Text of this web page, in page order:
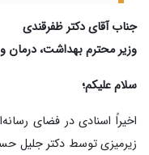
جناب آقای دکتر ظفرقندی
وزیر محترم بهداشت،
سلام علیکم؛
اخیراً اسنادی در فضای
زیرمیزی توسط دکتر جلیل